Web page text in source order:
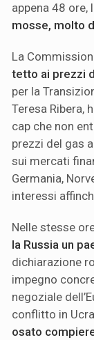
appena 48 ore,
mosse, molto
La
tetto ai prezzi
per la
Teresa Ribera,
cap che non
prezzi del gas
sui mercati
Germania,
interessi
Nelle stesse
la Russia un
dichiarazione
impegno
negoziale
conflitto in
osato